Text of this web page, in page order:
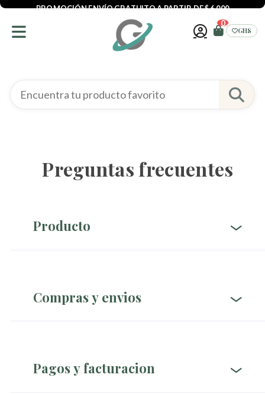
PROMOCIÓN ENVÍO GRATUITO A PARTIR DE $ 6,000
0
GHS
Preguntas frecuentes
Producto
Compras y envios
Pagos y facturacion